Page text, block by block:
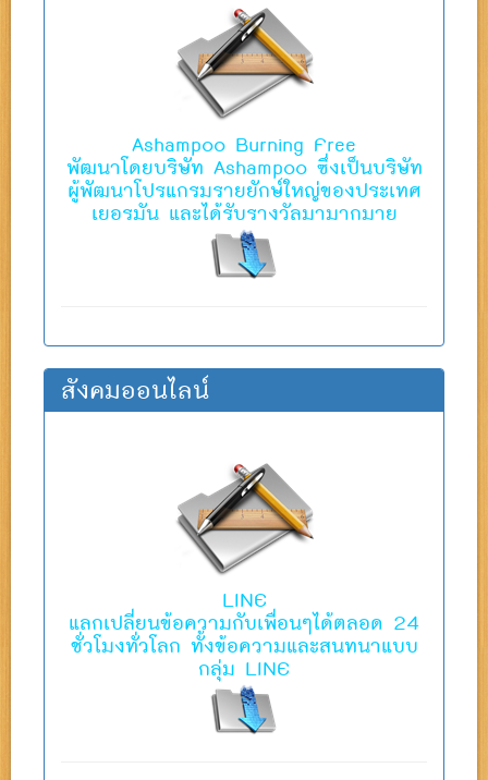
Ashampoo Burning Free
พัฒนาโดยบริษัท Ashampoo ซึ่งเป็นบริษัท
ผู้พัฒนาโปรแกรมรายยักษ์ใหญ่ของประเทศ
เยอรมัน และได้รับรางวัลมามากมาย
สังคมออนไลน์
LINE
แลกเปลี่ยนข้อความกับเพื่อนๆได้ตลอด 24
ชั่วโมงทั่วโลก ทั้งข้อความและสนทนาแบบ
กลุ่ม LINE